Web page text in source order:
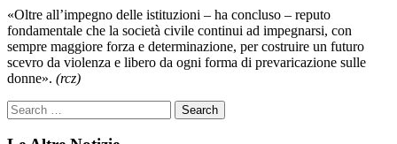
«Oltre all’impegno delle istituzioni – ha concluso – reputo
fondamentale che la società civile continui ad impegnarsi, con
sempre maggiore forza e determinazione, per costruire un futuro
scevro da violenza e libero da ogni forma di prevaricazione sulle
donne». (rcz)